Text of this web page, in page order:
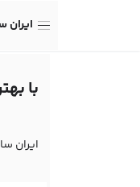
ایران
با
ایران